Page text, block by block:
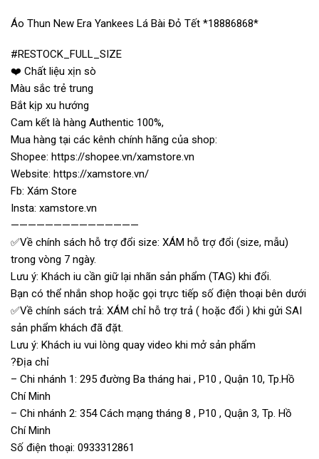
Áo Thun New Era Yankees Lá Bài Đỏ Tết *18886868*
#RESTOCK_FULL_SIZE
❤️ Chất liệu xịn sò
Màu sắc trẻ trung
Bắt kịp xu hướng
Cam kết là hàng Authentic 100%,
Mua hàng tại các kênh chính hãng của shop:
Shopee: https://shopee.vn/xamstore.vn
Website: https://xamstore.vn/
Fb: Xám Store
Insta: xamstore.vn
———————————————
✅Về chính sách hỗ trợ đổi size: XÁM hỗ trợ đổi (size, mẫu)
trong vòng 7 ngày.
Lưu ý: Khách iu cần giữ lại nhãn sản phẩm (TAG) khi đổi.
Bạn có thể nhắn shop hoặc gọi trực tiếp số điện thoại bên dưới
✅Về chính sách trả: XÁM chỉ hỗ trợ trả ( hoặc đổi ) khi gửi SAI
sản phẩm khách đã đặt.
Lưu ý: Khách iu vui lòng quay video khi mở sản phẩm
?Địa chỉ
– Chi nhánh 1: 295 đường Ba tháng hai , P10 , Quận 10, Tp.Hồ
Chí Minh
– Chi nhánh 2: 354 Cách mạng tháng 8 , P10 , Quận 3, Tp. Hồ
Chí Minh
Số điện thoại: 0933312861